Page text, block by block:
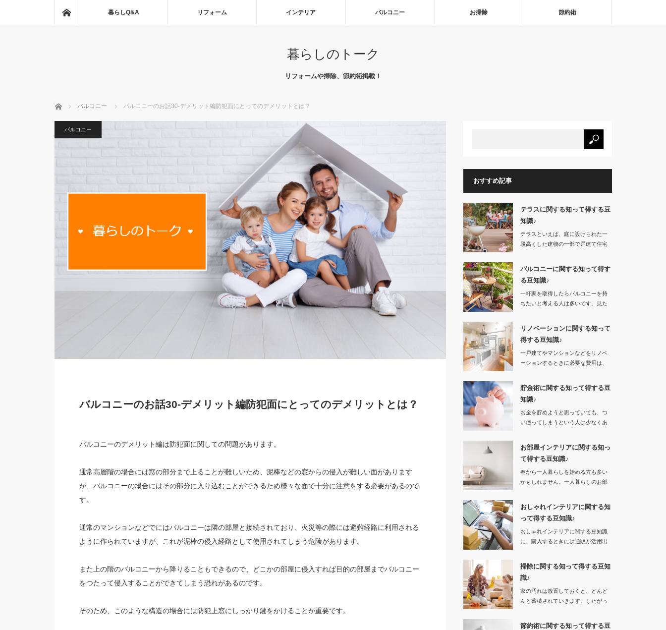
暮らしQ&A リフォーム インテリア バルコニー お掃除 節約術
暮らしのトーク
リフォームや掃除、節約術掲載！
ホーム バルコニー バルコニーのお話30-デメリット編防犯面にとってのデメリットとは？
バルコニー
バルコニーのお話30-デメリット編防犯面にとってのデメリットとは？
バルコニーのデメリット編は防犯面に関しての問題があります。
通常高層階の場合には窓の部分まで上ることが難しいため、泥棒などの窓からの侵入が難しい面があります
が、バルコニーの場合にはその部分に入り込むことができるため様々な面で十分に注意をする必要があるので
す。
通常のマンションなどでにはバルコニーは隣の部屋と接続されており、火災等の際には避難経路に利用される
ように作られていますが、これが泥棒の侵入経路として使用されてしまう危険があります。
また上の階のバルコニーから降りることもできるので、どこかの部屋に侵入すれば目的の部屋までバルコニー
をつたって侵入することができてしまう恐れがあるのです。
そのため、このような構造の場合には防犯上窓にしっかり鍵をかけることが重要です。
おすすめ記事
テラスに関する知って得する豆
知識♪
テラスといえば、庭に設けられた一
段高くした建物の一部で戸建て住宅
バルコニーに関する知って得す
る豆知識♪
一軒家を取得したらバルコニーを持
ちたいと考える人は多いです。見た
リノベーションに関する知って
得する豆知識♪
一戸建てやマンションなどをリノベ
ーションするときに必要な費用は、
貯金術に関する知って得する豆
知識♪
お金を貯めようと思っていても、つ
い使ってしまうという人は少なくあ
お部屋インテリアに関する知っ
て得する豆知識♪
春から一人暮らしを始める方も多い
かもしれません。一人暮らしのお部
おしゃれインテリアに関する知
って得する豆知識♪
おしゃれインテリアに関する豆知識
に、購入するときには通販が活用出
掃除に関する知って得する豆知
識♪
家の汚れは放置しておくと、どんど
んと蓄積されていきます。したがっ
節約術に関する知って得する豆